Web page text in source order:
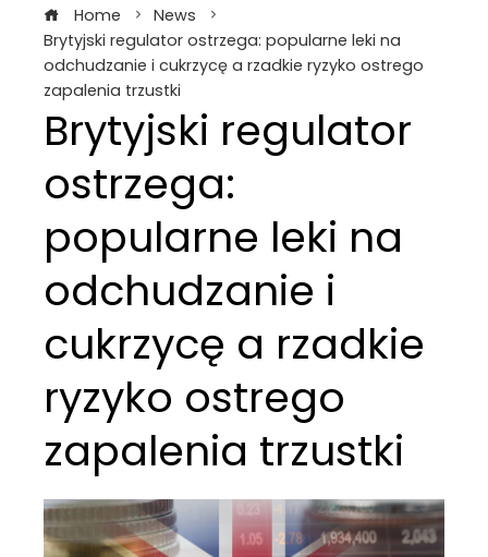
Home
News
Brytyjski regulator ostrzega: popularne leki na
odchudzanie i cukrzycę a rzadkie ryzyko ostrego
zapalenia trzustki
Brytyjski regulator
ostrzega:
popularne leki na
odchudzanie i
cukrzycę a rzadkie
ryzyko ostrego
zapalenia trzustki